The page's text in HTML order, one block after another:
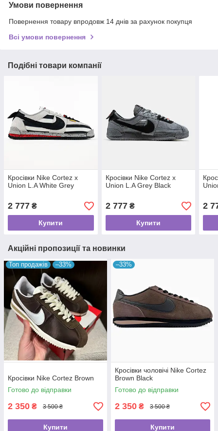
Умови повернення
Повернення товару впродовж 14 днів за рахунок покупця
Всі умови повернення
Подібні товари компанії
Кросівки Nike Cortez x
Union L.A White Grey
2 777 ₴
Купити
Кросівки Nike Cortez x
Union L.A Grey Black
2 777₴
Купити
2
Акційні пропозиції та новинки
Топ продажів –33%
Кросівки Nike Cortez Brown
Готово до відправки
2 350 ₴ 3 500 ₴
Купити
–33%
Кросівки чоловічі Nike Cortez
Brown Black
Готово до відправки
2 350 ₴ 3 500 ₴
Купити